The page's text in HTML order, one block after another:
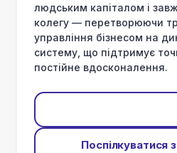
людським капіталом і
колегу — перетворюючи
управління бізнесом на
систему, що підтримує
постійне вдосконалення.
Поспілкуватися